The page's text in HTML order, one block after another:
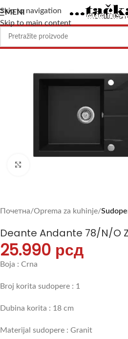
Skip to navigation
Skip to main content
MENI
Почетна Oprema za kuhinje
Deante Andante 78/N/O
25.990 рсд
Boja : Crna
Broj korita sudopere : 1
Dubina korita : 18 cm
Materijal sudopere : Granit